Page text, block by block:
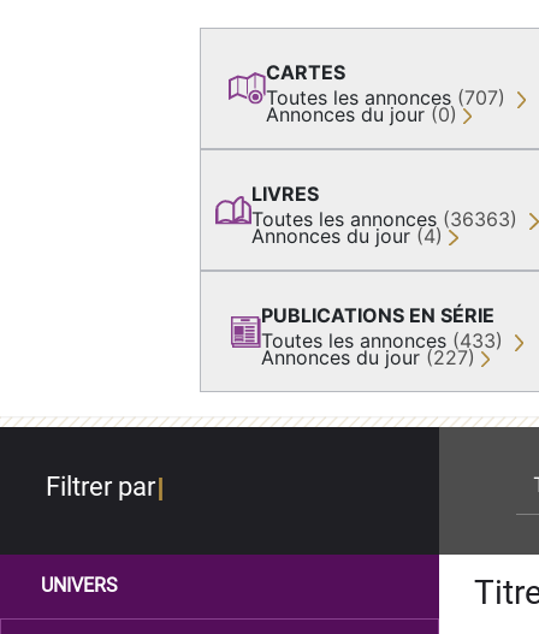
CARTES
Toutes les annonces (707)
Annonces du jour (0)
LIVRES
Toutes les annonces (36363)
Annonces du jour (4)
PUBLICATIONS EN SÉRIE
Toutes les annonces (433)
Annonces du jour (227)
Filtrer par
UNIVERS